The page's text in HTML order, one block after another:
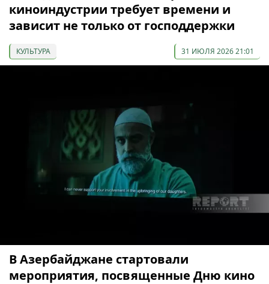
киноиндустрии требует времени и
зависит не только от господдержки
КУЛЬТУРА 31 ИЮЛЯ 2026 21:01
В Азербайджане стартовали
мероприятия, посвященные Дню кино